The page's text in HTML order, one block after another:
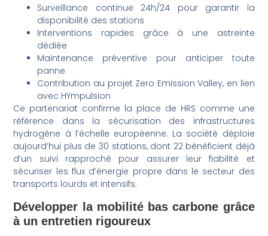
Surveillance continue 24h/24 pour garantir la
disponibilité des stations
Interventions rapides grâce à une astreinte
dédiée
Maintenance préventive pour anticiper toute
panne
Contribution au projet Zero Emission Valley, en lien
avec HYmpulsion
Ce partenariat confirme la place de HRS comme une
référence dans la sécurisation des infrastructures
hydrogène à l’échelle européenne. La société déploie
aujourd’hui plus de 30 stations, dont 22 bénéficient déjà
d’un suivi rapproché pour assurer leur fiabilité et
sécuriser les flux d’énergie propre dans le secteur des
transports lourds et intensifs.
Développer la mobilité bas carbone grâce
à un entretien rigoureux